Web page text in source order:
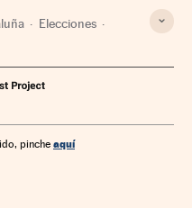
Elecciones
pinche aquí